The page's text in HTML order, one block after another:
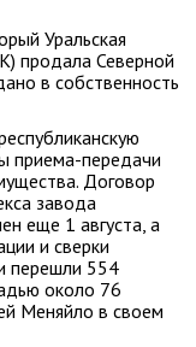
Уральская
продала Северной
в собственность
приема-передачи
Договор
завода
еще 1 августа, а
и сверки
перешли 554
около 76
Меняйло в своем